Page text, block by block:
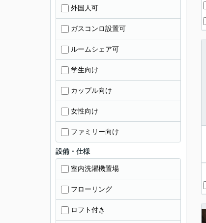
外国人可
ガスコンロ設置可
ルームシェア可
学生向け
カップル向け
女性向け
ファミリー向け
設備・仕様
室内洗濯機置場
フローリング
ロフト付き